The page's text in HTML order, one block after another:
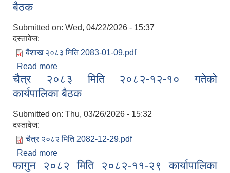
बैठक
Submitted on: Wed, 04/22/2026 - 15:37
दस्तावेज:
बैशाख २०८३ मिति 2083-01-09.pdf
Read more
बैठक
चैत्र २०८३ मिति २०८२-१२-१० गतेको
कार्यपालिका बैठक
Submitted on: Thu, 03/26/2026 - 15:32
दस्तावेज:
चैत्र २०८२ मिति 2082-12-29.pdf
Read more
बैठक
फागुन २०८२ मिति २०८२-११-२९ कार्यापालिका